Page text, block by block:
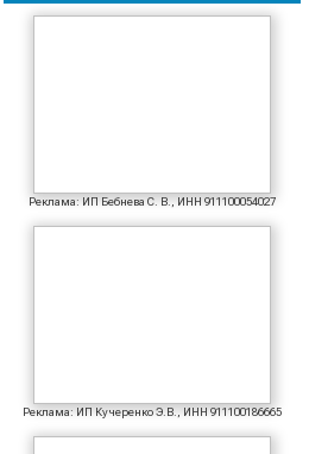
Реклама: ИП Бебнева С. В., ИНН 911100054027
Реклама: ИП Кучеренко Э.В., ИНН 911100186665